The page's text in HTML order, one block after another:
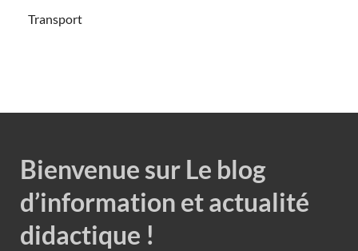
Transport
Bienvenue sur Le blog
d’information et actualité
didactique !